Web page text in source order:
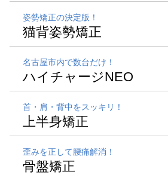
姿勢矯正の決定版！
猫背姿勢矯正
名古屋市内で数台だけ！
ハイチャージNEO
首・肩・背中をスッキリ！
上半身矯正
歪みを正して腰痛解消！
骨盤矯正